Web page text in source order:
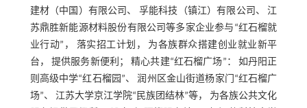
建材（中国）有限公司、 孚能科技（镇江）有限公司、 江
苏鼎胜新能源材料股份有限公司等多家企业参与“红石榴就
业行动”， 落实招工计划， 为各族群众搭建创业就业新平
台， 提供服务新便利； 精心共建“红石榴广场”： 如丹阳正
则高级中学“红石榴园”、 润州区金山街道杨家门“红石榴广
场”、 江苏大学京江学院“民族团结林”等， 为各族公共文化